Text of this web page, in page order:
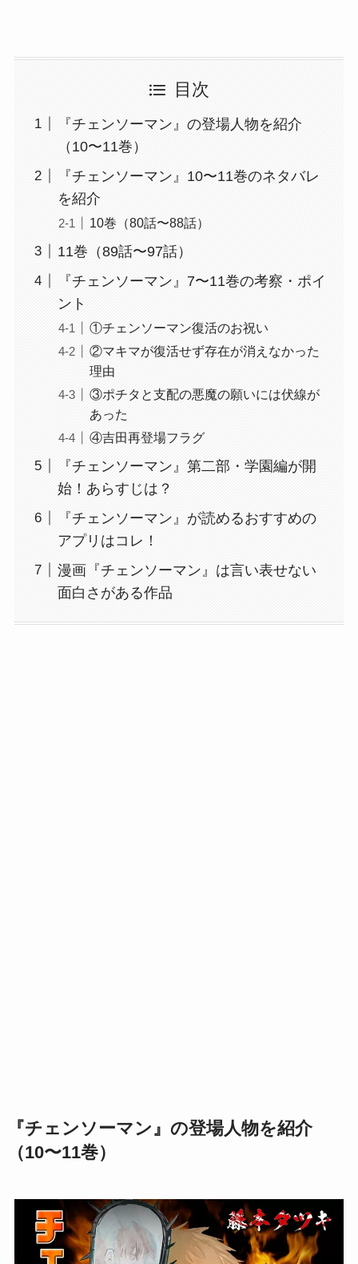
目次
『チェンソーマン』の登場人物を紹介
（10〜11巻）
『チェンソーマン』10〜11巻のネタバレ
を紹介
10巻（80話〜88話）
11巻（89話〜97話）
『チェンソーマン』7〜11巻の考察・ポイ
ント
①チェンソーマン復活のお祝い
②マキマが復活せず存在が消えなかった
理由
③ポチタと支配の悪魔の願いには伏線が
あった
④吉田再登場フラグ
『チェンソーマン』第二部・学園編が開
始！あらすじは？
『チェンソーマン』が読めるおすすめの
アプリはコレ！
漫画『チェンソーマン』は言い表せない
面白さがある作品
『チェンソーマン』の登場人物を紹介
（10〜11巻）